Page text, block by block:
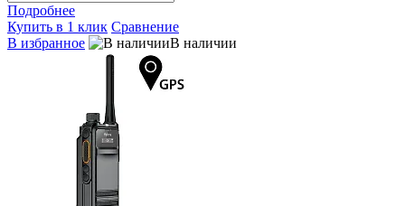
Подробнее
Купить в 1 клик Сравнение
В избранное
В наличии